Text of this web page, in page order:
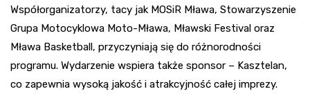
Współorganizatorzy, tacy jak MOSiR Mława, Stowarzyszenie
Grupa Motocyklowa Moto-Mława, Mławski Festival oraz
Mława Basketball, przyczyniają się do różnorodności
programu. Wydarzenie wspiera także sponsor – Kasztelan,
co zapewnia wysoką jakość i atrakcyjność całej imprezy.